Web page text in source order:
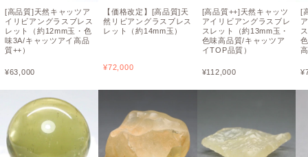
[高品質]天然キャッツア
イリビアングラスブレス
レット（約12mm玉・色
味3A/キャッツアイ高品
質++）
¥63,000
【価格改定】[高品質]天
然リビアングラスブレス
レット（約14mm玉）
¥72,000
[高品質++]天然キャッツ
アイリビアングラスブレ
スレット（約13mm玉・
色味高品質/キャッツア
イTOP品質）
¥112,000
[
¥